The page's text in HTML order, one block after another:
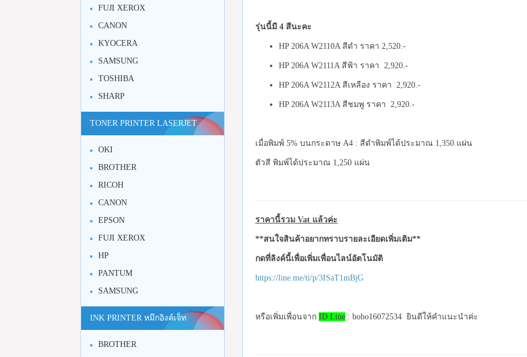
รุ่นนี้มี 4 สีนะคะ
HP 206A W2110A สีดำ ราคา 2,520.-
HP 206A W2111A สีฟ้า ราคา 2,920.-
HP 206A W2112A สีเหลือง ราคา 2,920.-
HP 206A W2113A สีชมพู ราคา 2,920.-
เมื่อพิมพ์ 5% บนกระดาษ A4 : สีดำพิมพ์ได้ประมาณ 1,350 แผ่น
ตัวสี พิมพ์ได้ประมาณ 1,250 แผ่น
ราคานี้รวม Vat แล้วค่ะ
**สนใจสินค้าอยากทราบรายละเอียดเพิ่มเติม**
กดที่ลิงค์นี้เพื่อเพิ่มเพื่อนไลน์อัตโนมัติ
https://line.me/ti/p/3ISaT1mBjG
หรือเพิ่มเพื่อนจาก ID Line : bobo16072534 ยินดีให้คำแนะนำค่ะ
FUJI XEROX
CANON
KYOCERA
SAMSUNG
TOSHIBA
SHARP
TONER PRINTER LASERJET
OKI
BROTHER
RICOH
CANON
EPSON
FUJI XEROX
HP
PANTUM
SAMSUNG
INK PRINTER หมึกอิงค์เจ็ท
BROTHER